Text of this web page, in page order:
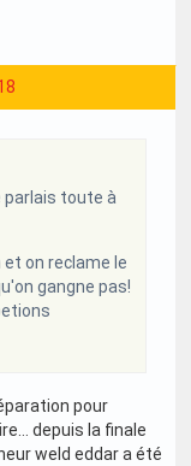
parlais toute à
on reclame le
gangne pas!
pour
depuis la finale
weld eddar a été